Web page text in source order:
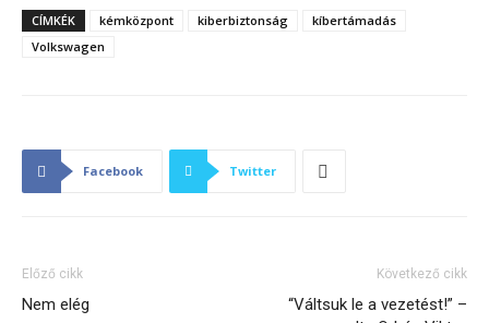
CÍMKÉK kémközpont kiberbiztonság
kíbertámadás
Volkswagen
Facebook Twitter
Előző cikk
Nem elég
Következő cikk
“Váltsuk le a vezetést!” –